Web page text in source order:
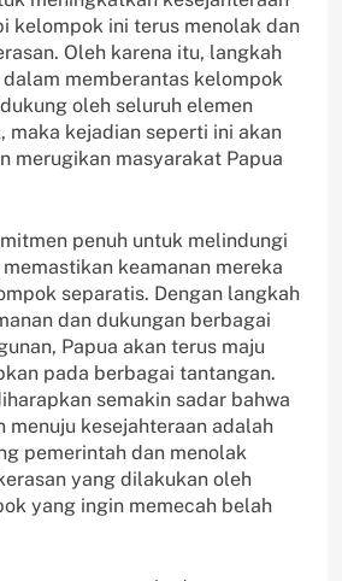
kelompok ini terus menolak dan
Oleh karena itu, langkah
memberantas kelompok
oleh seluruh elemen
maka kejadian seperti ini akan
merugikan masyarakat Papua
penuh untuk melindungi
keamanan mereka
separatis. Dengan langkah
dan dukungan berbagai
Papua akan terus maju
pada berbagai tantangan.
semakin sadar bahwa
menuju kesejahteraan adalah
pemerintah dan menolak
yang dilakukan oleh
yang ingin memecah belah